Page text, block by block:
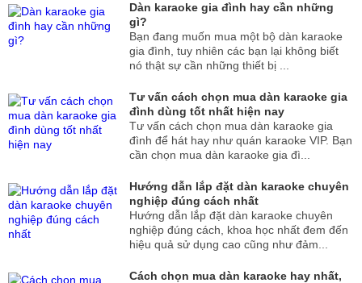
Dàn karaoke gia đình hay cần những
gì?
Bạn đang muốn mua một bộ dàn karaoke
gia đình, tuy nhiên các bạn lại không biết
nó thật sự cần những thiết bị ...
Tư vấn cách chọn mua dàn karaoke gia
đình dùng tốt nhất hiện nay
Tư vấn cách chọn mua dàn karaoke gia
đình để hát hay như quán karaoke VIP. Bạn
cần chọn mua dàn karaoke gia đì...
Hướng dẫn lắp đặt dàn karaoke chuyên
nghiệp đúng cách nhất
Hướng dẫn lắp đặt dàn karaoke chuyên
nghiệp đúng cách, khoa học nhất đem đến
hiệu quả sử dụng cao cũng như đảm...
Cách chọn mua dàn karaoke hay nhất,